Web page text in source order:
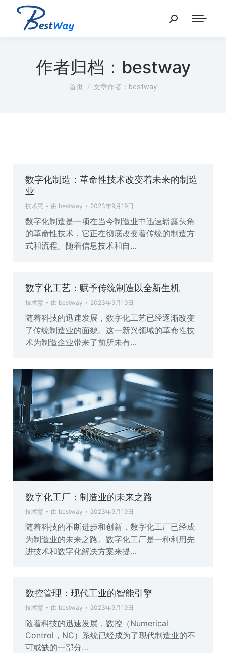
作者归档： bestway
您在这里：
首页 文章作者：bestway
数字化制造：革命性技术改变着未来的制造
业
技术慧 由 bestway 2023年9月19日
数字化制造是一项在当今制造业中迅速崭露头角
的革命性技术，它正在彻底改变着传统的制造方
式和流程。随着信息技术和自…
数字化工艺：赋予传统制造以全新生机
技术慧 由 bestway 2023年9月19日
随着科技的迅速发展，数字化工艺已经逐渐改变
了传统制造业的面貌。这一新兴领域的革命性技
术为制造企业带来了前所未有…
数字化工厂：制造业的未来之路
技术慧 由 bestway 2023年9月19日
随着科技的不断进步和创新，数字化工厂已经成
为制造业的未来之路。数字化工厂是一种利用先
进技术和数字化解决方案来提…
数控管理：现代工业的智能引擎
技术慧 由 bestway 2023年9月19日
随着科技的迅速发展，数控（Numerical
Control，NC）系统已经成为了现代制造业的不
可或缺的一部分…